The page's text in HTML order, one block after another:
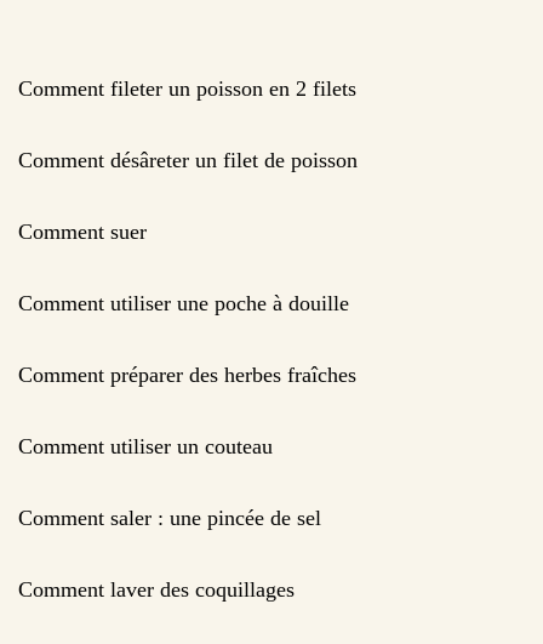
Comment fileter un poisson en 2 filets
Comment désâreter un filet de poisson
Comment suer
Comment utiliser une poche à douille
Comment préparer des herbes fraîches
Comment utiliser un couteau
Comment saler : une pincée de sel
Comment laver des coquillages